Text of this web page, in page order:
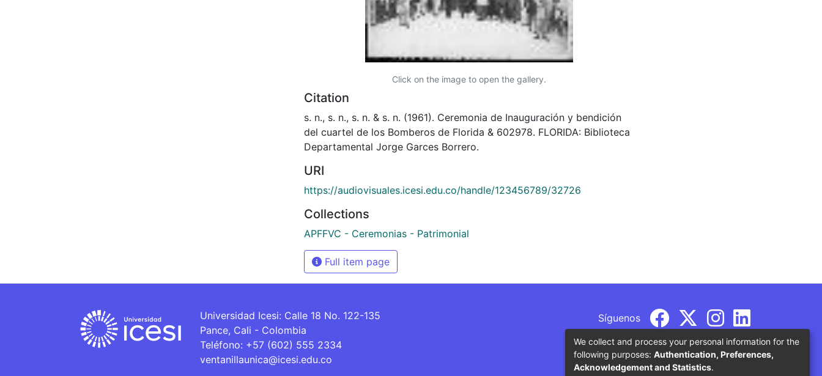
Click on the image to open the gallery.
Citation
s. n., s. n., s. n. & s. n. (1961). Ceremonia de Inauguración y bendición
del cuartel de los Bomberos de Florida & 602978. FLORIDA: Biblioteca
Departamental Jorge Garces Borrero.
URI
https://audiovisuales.icesi.edu.co/handle/123456789/32726
Collections
APFFVC - Ceremonias - Patrimonial
Full item page
Universidad Icesi: Calle 18 No. 122-135
Pance, Cali - Colombia
Teléfono: +57 (602) 555 2334
ventanillaunica@icesi.edu.co
Síguenos
We collect and process your personal information for the
following purposes: Authentication, Preferences,
Acknowledgement and Statistics.